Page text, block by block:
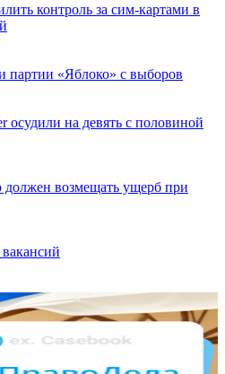
контроль за сим-картами в
партии «Яблоко» с выборов
осудили на девять с половиной
должен возмещать ущерб при